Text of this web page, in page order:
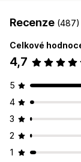
Recenze (487)
Celkové
4,7
5
4
3
2
1